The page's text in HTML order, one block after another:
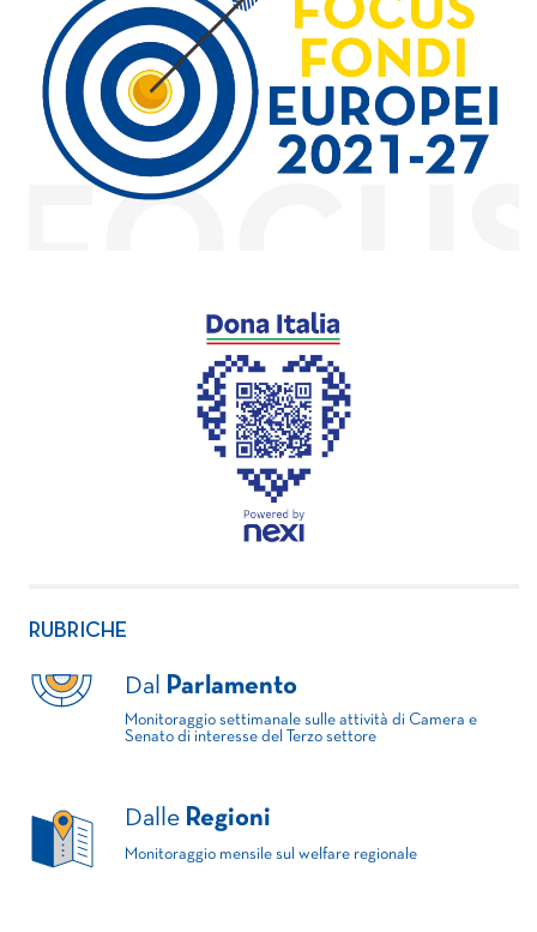
RUBRICHE
Dal Parlamento
Monitoraggio settimanale sulle attività di Camera e
Senato di interesse del Terzo settore
Dalle Regioni
Monitoraggio mensile sul welfare regionale